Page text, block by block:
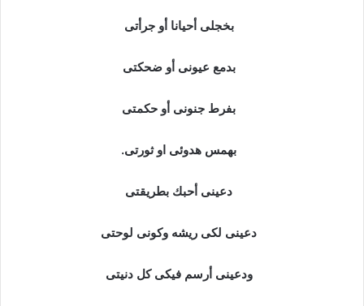
بخجلى أحيانا أو جرأتى
بدمع عيونى أو ضحكتى
بفرط جنونى أو حكمتى
بهمس هدوئى او ثورتى.
دعينى أحبك بطريقتى
دعينى لكى ريشه وكونى لوحتى
ودعينى أرسم فيكى كل دنيتى